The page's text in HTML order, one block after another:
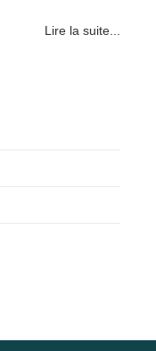
Lire la suite...